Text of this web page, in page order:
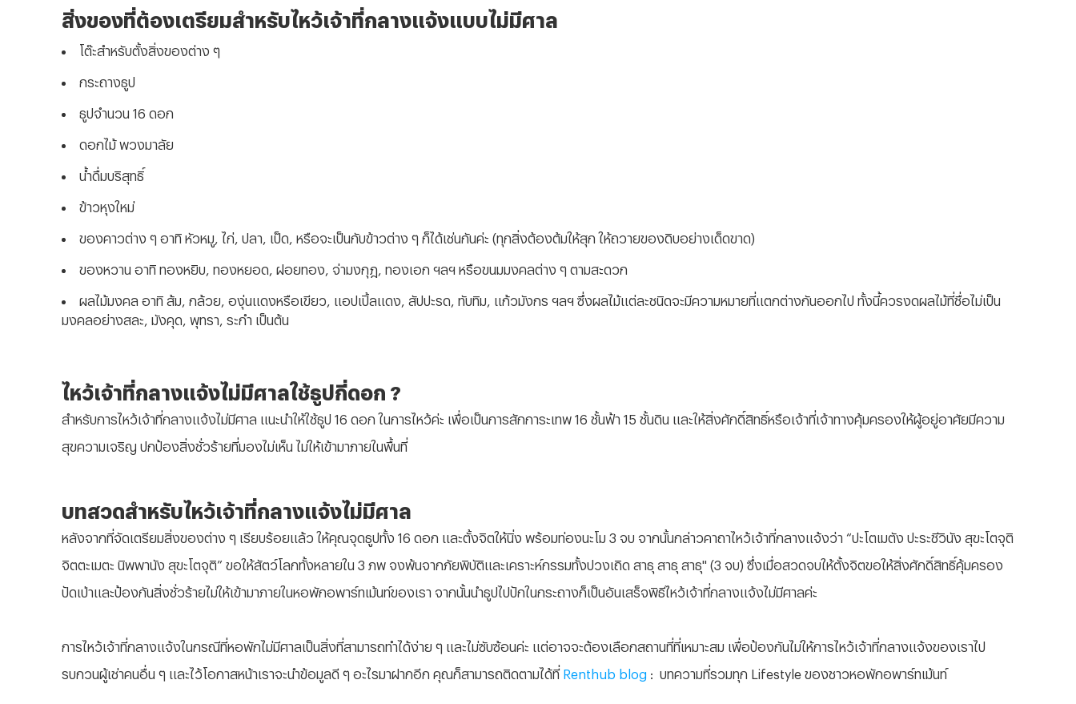
สิ่งของที่ต้องเตรียมสำหรับไหว้เจ้าที่กลางแจ้งแบบไม่มีศาล
โต๊ะสำหรับตั้งสิ่งของต่าง ๆ
กระถางธูป
ธูปจำนวน 16 ดอก
ดอกไม้ พวงมาลัย
น้ำดื่มบริสุทธิ์
ข้าวหุงใหม่
ของคาวต่าง ๆ อาทิ หัวหมู , ไก่, ปลา, เป็ด, หรือจะเป็นกับข้าวต่าง ๆ ก็ได้เช่นกันค่ะ (ทุกสิ่งต้องต้มให้สุก ให้ถวายของดิบอย่างเด็ดขาด)
ของหวาน อาทิ ทองหยิบ , ทองหยอด, ฝอยทอง, จ่ามงกุฎ, ทองเอก ฯลฯ หรือขนมมงคลต่าง ๆ ตามสะดวก
ผลไม้มงคล อาทิ ส้ม , กล้วย, องุ่นแดงหรือเขียว, แอปเปิ้ลแดง, สัปปะรด, ทับทิม, แก้วมังกร ฯลฯ ซึ่งผลไม้แต่ละชนิดจะมีความหมายที่แตกต่างกันออกไป ทั้งนี้ควรงดผลไม้ที่ชื่อไม่เป็น
มงคลอย่างสละ, มังคุด, พุทรา, ระกำ เป็นต้น
ไหว้เจ้าที่กลางแจ้งไม่มีศาลใช้ธูปกี่ดอก ?
สำหรับการไหว้เจ้าที่กลางแจ้งไม่มีศาล แนะนำให้ใช้ธูป 16 ดอก ในการไหว้ค่ะ เพื่อเป็นการสักการะเทพ 16 ชั้นฟ้า 15 ชั้นดิน และให้สิ่งศักดิ์สิทธิ์หรือเจ้าที่เจ้าทางคุ้มครองให้ผู้อยู่อาศัยมีความ
สุขความเจริญ ปกป้องสิ่งชั่วร้ายที่มองไม่เห็น ไม่ให้เข้ามาภายในพื้นที่
บทสวดสำหรับไหว้เจ้าที่กลางแจ้งไม่มีศาล
หลังจากที่จัดเตรียมสิ่งของต่าง ๆ เรียบร้อยแล้ว ให้คุณจุดธูปทั้ง 16 ดอก และตั้งจิตให้นิ่ง พร้อมท่องนะโม 3 จบ จากนั้นกล่าวคาถาไหว้เจ้าที่กลางแจ้งว่า “ปะโตเมตัง ปะระชีวินัง สุขะโตจุติ
จิตตะเมตะ นิพพานัง สุขะโตจุติ” ขอให้สัตว์โลกทั้งหลายใน 3 ภพ จงพ้นจากภัยพิบัติและเคราะห์กรรมทั้งปวงเถิด สาธุ สาธุ สาธุ" (3 จบ) ซึ่งเมื่อสวดจบให้ตั้งจิตขอให้สิ่งศักดิ์สิทธิ์คุ้มครอง
ปัดเป่าและป้องกันสิ่งชั่วร้ายไม่ให้เข้ามาภายในหอพักอพาร์ทเม้นท์ของเรา จากนั้นนำธูปไปปักในกระถางก็เป็นอันเสร็จพิธีไหว้เจ้าที่กลางแจ้งไม่มีศาลค่ะ
การไหว้เจ้าที่กลางแจ้งในกรณีที่หอพักไม่มีศาลเป็นสิ่งที่สามารถทำได้ง่าย ๆ และไม่ซับซ้อนค่ะ แต่อาจจะต้องเลือกสถานที่ที่เหมาะสม เพื่อป้องกันไม่ให้การไหว้เจ้าที่กลางแจ้งของเราไป
รบกวนผู้เช่าคนอื่น ๆ และไว้โอกาสหน้าเราจะนำข้อมูลดี ๆ อะไรมาฝากอีก คุณก็สามารถติดตามได้ที่ Renthub blog : บทความที่รวมทุก Lifestyle ของชาวหอพักอพาร์ทเม้นท์